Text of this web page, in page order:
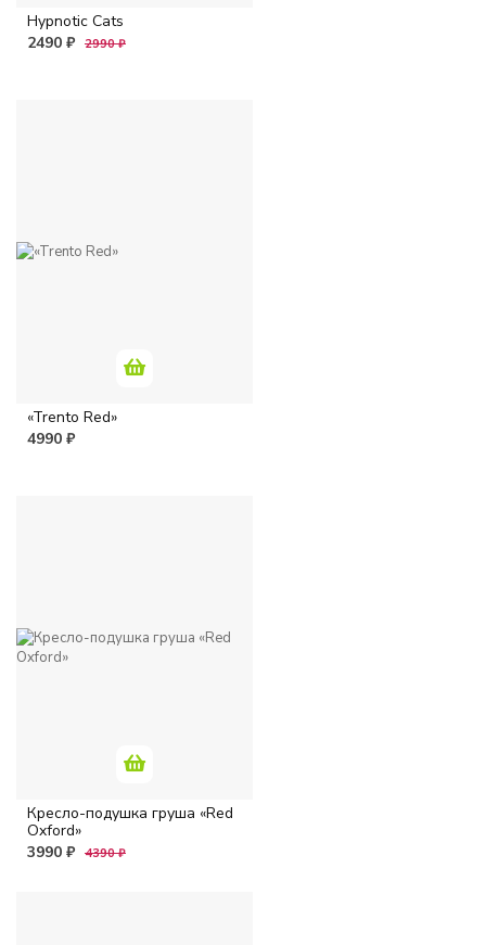
Hypnotic Cats
2490 ₽ 2990 ₽
«Trento Red»
4990 ₽
Кресло-подушка груша «Red
Oxford»
3990 ₽ 4390 ₽